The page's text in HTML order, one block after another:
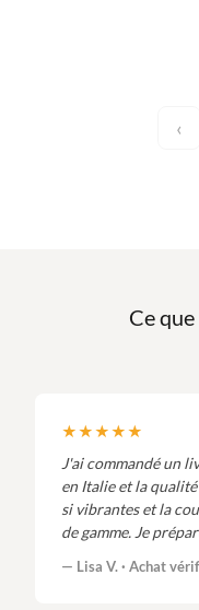
‹
Ce
★★★★★
J'ai commandé un
en Italie et la
si vibrantes et la
de gamme. Je
— Lisa V. · Achat